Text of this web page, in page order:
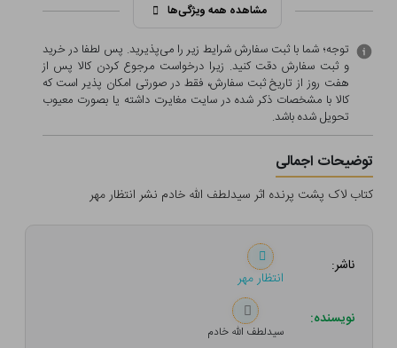
مشاهده همه ویژگی‌ها
توجه؛ شما با ثبت سفارش شرایط زیر را می‌پذیرید. پس لطفا در خرید
و ثبت سفارش دقت کنید. زیرا درخواست مرجوع کردن کالا پس از
هفت روز از تاریخ ثبت سفارش، فقط در صورتی امکان پذیر است که
کالا با مشخصات ذکر شده در سایت مغایرت داشته یا بصورت معيوب
تحویل شده باشد.
توضیحات اجمالی
کتاب لاک پشت پرنده اثر سیدلطف الله خادم نشر انتظار مهر
ناشر:
انتظار مهر
نویسنده:
سیدلطف الله خادم